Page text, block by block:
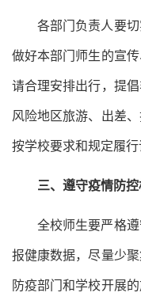
各部门负责人要
做好本部门师生的宣
请合理安排出行，提
风险地区旅游、出差
按学校要求和规定履行
三、遵守疫情防控
全校师生要严格
报健康数据，尽量少
防疫部门和学校开展